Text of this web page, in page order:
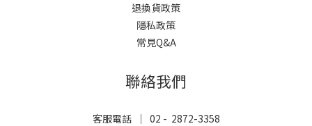
退換貨政策
隱私政策
常見Q&A
聯絡我們
客服電話 ｜ 02 - 2872-3358